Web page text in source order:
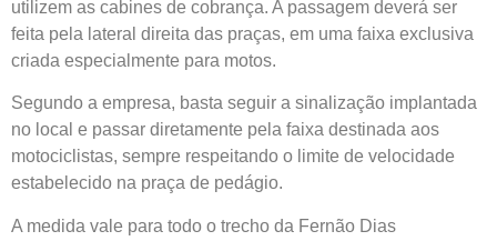
utilizem as cabines de cobrança. A passagem deverá ser
feita pela lateral direita das praças, em uma faixa exclusiva
criada especialmente para motos.
Segundo a empresa, basta seguir a sinalização implantada
no local e passar diretamente pela faixa destinada aos
motociclistas, sempre respeitando o limite de velocidade
estabelecido na praça de pedágio.
A medida vale para todo o trecho da Fernão Dias